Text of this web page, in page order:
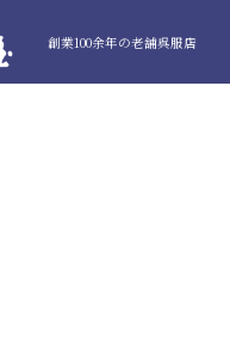
創業100余年の老舗呉服店